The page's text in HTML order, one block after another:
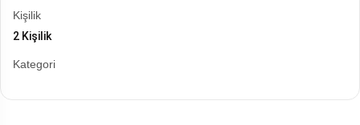
Kişilik
2 Kişilik
Kategori